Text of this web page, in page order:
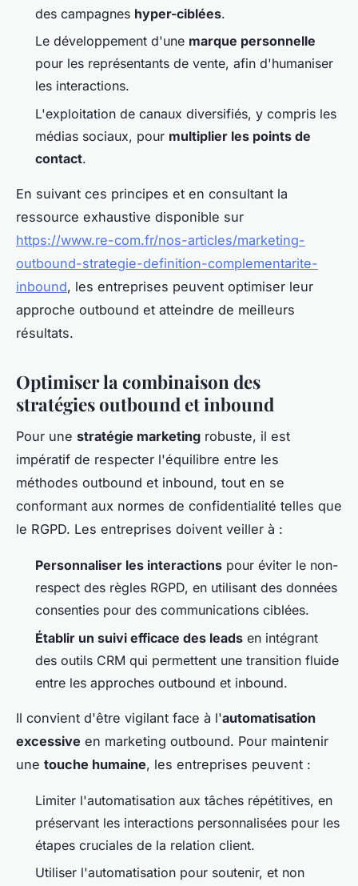
des campagnes hyper-ciblées.
Le développement d'une marque personnelle
pour les représentants de vente, afin d'humaniser
les interactions.
L'exploitation de canaux diversifiés, y compris les
médias sociaux, pour multiplier les points de
contact.
En suivant ces principes et en consultant la
ressource exhaustive disponible sur
https://www.re-com.fr/nos-articles/marketing-
outbound-strategie-definition-complementarite-
inbound, les entreprises peuvent optimiser leur
approche outbound et atteindre de meilleurs
résultats.
Optimiser la combinaison des
stratégies outbound et inbound
Pour une stratégie marketing robuste, il est
impératif de respecter l'équilibre entre les
méthodes outbound et inbound, tout en se
conformant aux normes de confidentialité telles que
le RGPD. Les entreprises doivent veiller à :
Personnaliser les interactions pour éviter le non-
respect des règles RGPD, en utilisant des données
consenties pour des communications ciblées.
Établir un suivi efficace des leads en intégrant
des outils CRM qui permettent une transition fluide
entre les approches outbound et inbound.
Il convient d'être vigilant face à l'automatisation
excessive en marketing outbound. Pour maintenir
une touche humaine, les entreprises peuvent :
Limiter l'automatisation aux tâches répétitives, en
préservant les interactions personnalisées pour les
étapes cruciales de la relation client.
Utiliser l'automatisation pour soutenir, et non